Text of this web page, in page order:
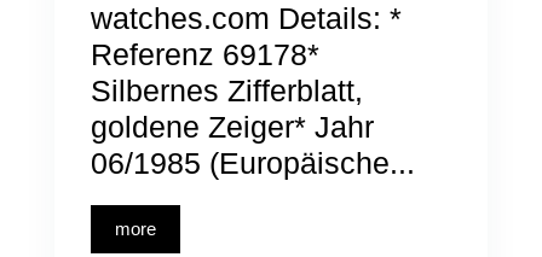
watches.com Details: *
Referenz 69178*
Silbernes Zifferblatt,
goldene Zeiger* Jahr
06/1985 (Europäische...
more